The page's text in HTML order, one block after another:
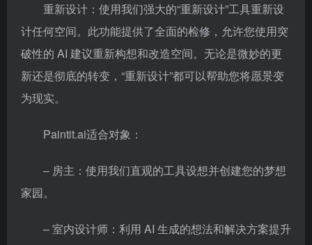
重新设计：使用我们强大的“重新设计”工具重新设
计任何空间。此功能提供了全面的检修，允许您使用突
破性的 AI 建议重新构想和改造空间。无论是微妙的更
新还是彻底的转变，“重新设计”都可以帮助您将愿景变
为现实。
Paintit.ai适合对象：
– 房主：使用我们直观的工具设想并创建您的梦想
家园。
– 室内设计师：利用 AI 生成的想法和解决方案提升